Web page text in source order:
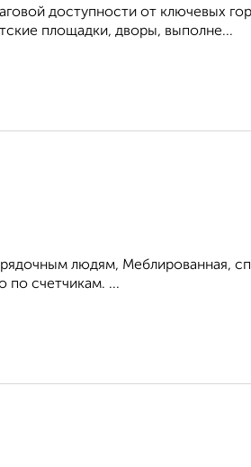
доступности от ключевых
площадки, дворы, выполне...
людям, Меблированная,
по счетчикам. ...